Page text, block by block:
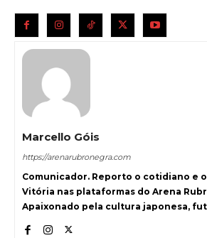
Marcello Góis
https://arenarubronegra.com
Comunicador. Reporto o cotidiano e
Vitória nas plataformas do Arena
Apaixonado pela cultura japonesa,